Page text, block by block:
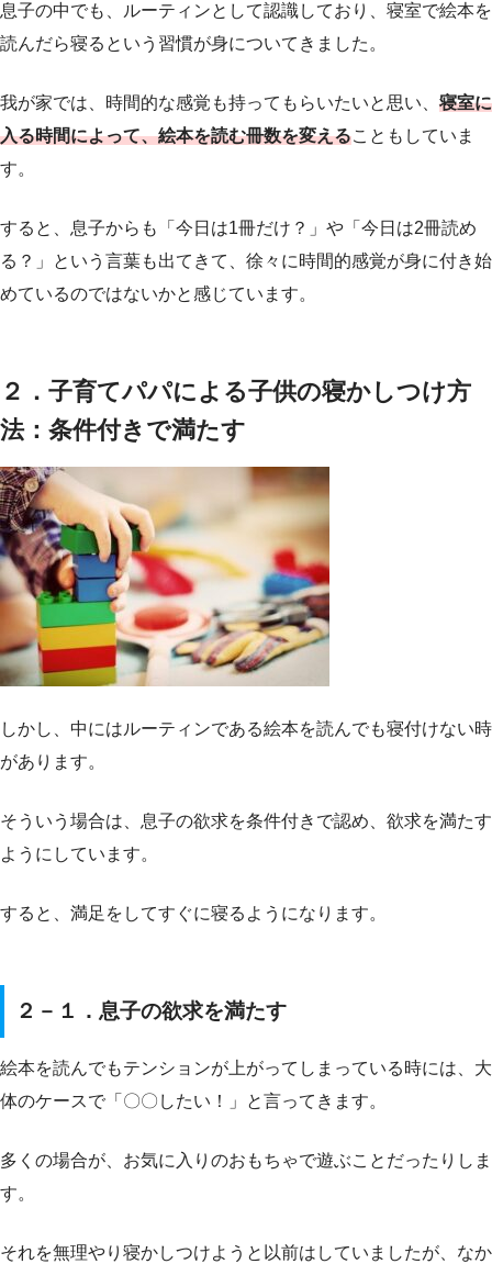
息子の中でも、ルーティンとして認識しており、寝室で絵本を
読んだら寝るという習慣が身についてきました。
我が家では、時間的な感覚も持ってもらいたいと思い、 寝室に
入る時間によって、絵本を読む冊数を変えることもしていま
す。
すると、息子からも「今日は1冊だけ？」や「今日は2冊読め
る？」という言葉も出てきて、徐々に時間的感覚が身に付き始
めているのではないかと感じています。
２．子育てパパによる子供の寝かしつけ方
法：条件付きで満たす
しかし、中にはルーティンである絵本を読んでも寝付けない時
があります。
そういう場合は、息子の欲求を条件付きで認め、欲求を満たす
ようにしています。
すると、満足をしてすぐに寝るようになります。
２－１．息子の欲求を満たす
絵本を読んでもテンションが上がってしまっている時には、大
体のケースで「〇〇したい！」と言ってきます。
多くの場合が、お気に入りのおもちゃで遊ぶことだったりしま
す。
それを無理やり寝かしつけようと以前はしていましたが、なか